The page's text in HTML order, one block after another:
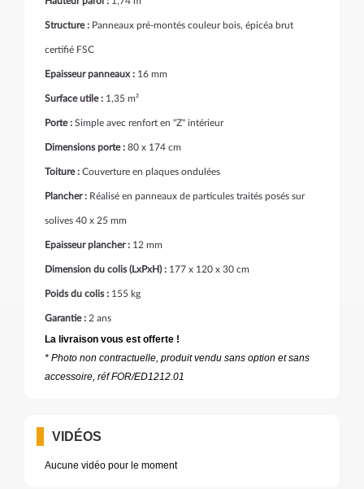
Structure : Panneaux pré-montés couleur bois, épicéa brut
certifié FSC
Epaisseur panneaux : 16 mm
Surface utile : 1,35 m²
Porte : Simple avec renfort en "Z" intérieur
Dimensions porte : 80 x 174 cm
Toiture : Couverture en plaques ondulées
Plancher : Réalisé en panneaux de particules traités posés sur
solives 40 x 25 mm
Epaisseur plancher : 12 mm
Dimension du colis (LxPxH) : 177 x 120 x 30 cm
Poids du colis : 155 kg
Garantie : 2 ans
La livraison vous est offerte !
* Photo non contractuelle, produit vendu sans option et sans
accessoire, réf FOR/ED1212.01
VIDÉOS
Aucune vidéo pour le moment